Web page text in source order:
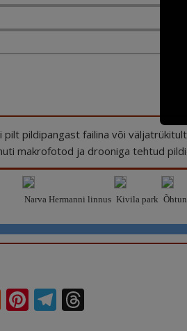
pilt pildipangast failina või
makrofotod ja drooniga tehtud
Narva Hermanni linnus Kivila park
R Pi T